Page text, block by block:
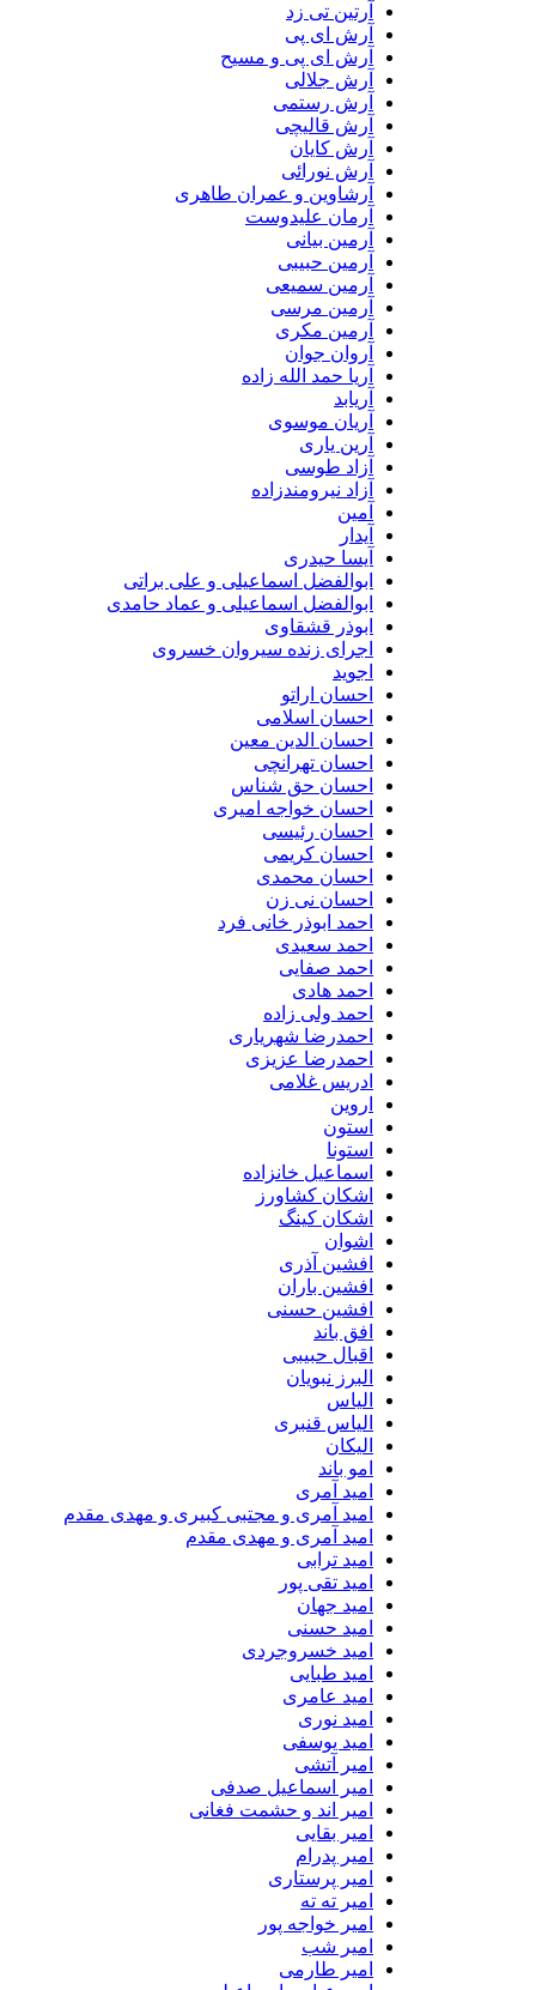
آرتین تی زد
آرش ای پی
آرش ای پی و مسیح
آرش جلالی
آرش رستمی
آرش قالیچی
آرش کایان
آرش نورائی
آرشاوین و عمران طاهری
آرمان علیدوست
آرمین بیانی
آرمین حبیبی
آرمین سمیعی
آرمین مرسی
آرمین مکری
آروان جوان
آریا حمد الله زاده
آریابد
آریان موسوی
آرین یاری
آزاد طوسی
آزاد نیرومندزاده
آمین
آیدار
آیسا حیدری
ابوالفضل اسماعیلی و علی براتی
ابوالفضل اسماعیلی و عماد حامدی
ابوذر قشقاوی
اجرای زنده سیروان خسروی
اجوید
احسان اراتو
احسان اسلامی
احسان الدین معین
احسان تهرانچی
احسان حق شناس
احسان خواجه امیری
احسان رئیسی
احسان کریمی
احسان محمدی
احسان نی زن
احمد ابوذر خانی فرد
احمد سعیدی
احمد صفایی
احمد هادی
احمد ولی زاده
احمدرضا شهریاری
احمدرضا عزیزی
ادریس غلامی
اروین
استون
استونا
اسماعیل خانزاده
اشکان کشاورز
اشکان کینگ
اشوان
افشین آذری
افشین باران
افشین حسنی
افق باند
اقبال حبیبی
البرز نبویان
الیاس
الیاس قنبرى
الیکان
امو باند
امید آمری
امید آمری و مجتبی کبیری و مهدى مقدم
امید آمری و مهدی مقدم
امید ترابی
امید تقی پور
امید جهان
امید حسنی
امید خسروجردی
امید طبایی
امید عامری
امید نوری
امید یوسفی
امیر آتشی
امیر اسماعیل صدفی
امیر اند و حشمت فغانی
امیر بقایی
امیر پدرام
امیر پرستاری
امیر ته ته
امیر خواجه پور
امیر شب
امیر طارمی